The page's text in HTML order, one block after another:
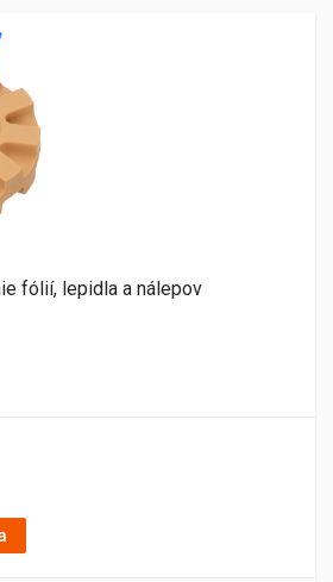
fólií, lepidla a nálepov